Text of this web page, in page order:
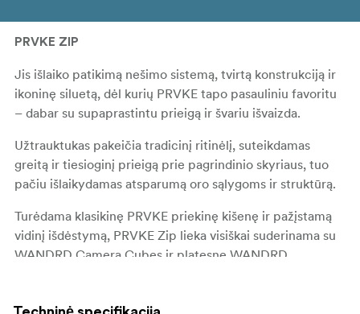
PRVKE ZIP
Jis išlaiko patikimą nešimo sistemą, tvirtą konstrukciją ir
ikoninę siluetą, dėl kurių PRVKE tapo pasauliniu favoritu
– dabar su supaprastintu prieigą ir švariu išvaizda.
Užtrauktukas pakeičia tradicinį ritinėlį, suteikdamas
greitą ir tiesioginį prieigą prie pagrindinio skyriaus, tuo
pačiu išlaikydamas atsparumą oro sąlygoms ir struktūrą.
Turėdama klasikinę PRVKE priekinę kišenę ir pažįstamą
vidinį išdėstymą, PRVKE Zip lieka visiškai suderinama su
WANDRD Camera Cubes ir platesne WANDRD